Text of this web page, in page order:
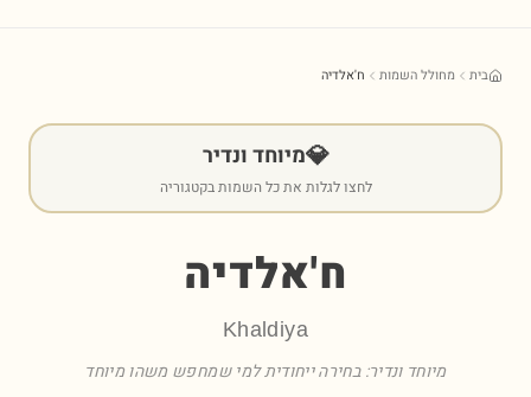
בית מחולל השמות ח'אלדיה
💎מיוחד ונדיר
לחצו לגלות את כל השמות בקטגוריה
ח'אלדיה
Khaldiya
מיוחד ונדיר: בחירה ייחודית למי שמחפש משהו מיוחד